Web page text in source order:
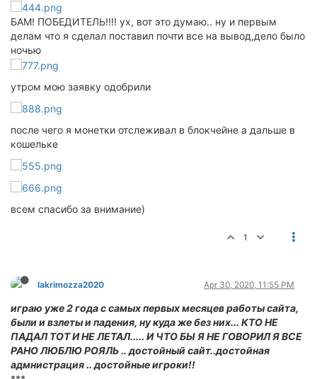
БАМ! ПОБЕДИТЕЛЬ!!!! ух, вот это думаю.. ну и первым
делам что я сделал поставил почти все на вывод,дело было
ночью
утром мою заявку одобрили
после чего я монетки отслеживал в блокчейне а дальше в
кошельке
всем спасибо за внимание)
1
lakrimozza2020 Apr 30, 2020, 11:55 PM
играю уже 2 года с самых первых месяцев работы сайта,
были и взлеты и падения, ну куда же без них... КТО НЕ
ПАДАЛ ТОТ И НЕ ЛЕТАЛ..... И ЧТО БЫ Я НЕ ГОВОРИЛ Я ВСЕ
РАНО ЛЮБЛЮ РОЯЛЬ .. достойный сайт..достойная
адмнистрация .. достойные игроки!!